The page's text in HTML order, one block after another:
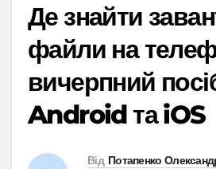
Де знайти
файли на
вичерпний
Android та iOS
Від Потапенко